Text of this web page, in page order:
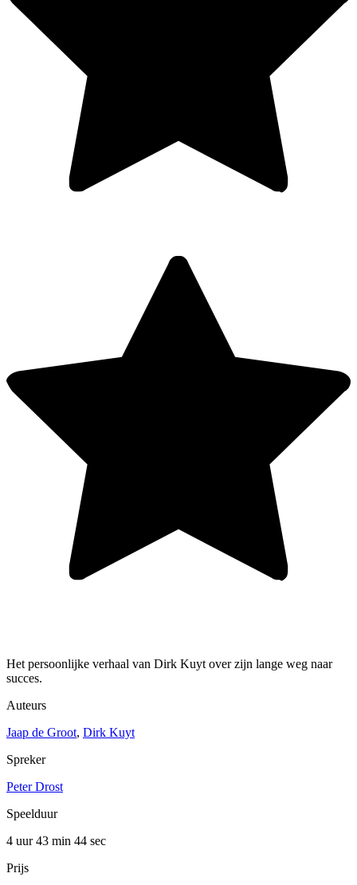
Het persoonlijke verhaal van Dirk Kuyt over zijn lange weg naar
succes.
Auteurs
Jaap de Groot, Dirk Kuyt
Spreker
Peter Drost
Speelduur
4 uur 43 min 44 sec
Prijs